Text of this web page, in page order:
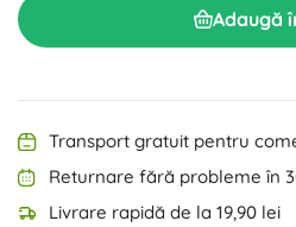
Adaugă
Transport gratuit pentru
Returnare fără probleme în
Livrare rapidă de la 19,90 lei